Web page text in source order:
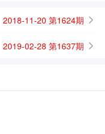
2018-11-20 第1624期
2019-02-28 第1637期